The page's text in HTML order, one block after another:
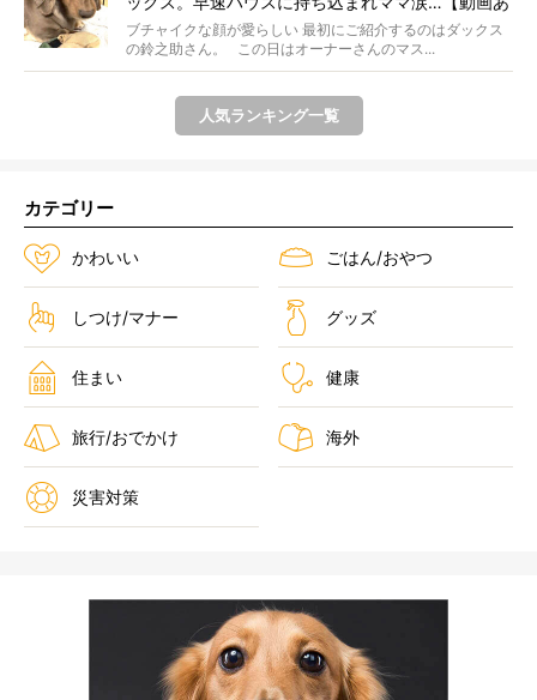
り】
ブチャイクな顔が愛らしい 最初にご紹介するのはダックス
の鈴之助さん。 この日はオーナーさんのマス...
人気ランキング一覧
カテゴリー
かわいい ごはん/おやつ
しつけ/マナー グッズ
住まい 健康
旅行/おでかけ 海外
災害対策